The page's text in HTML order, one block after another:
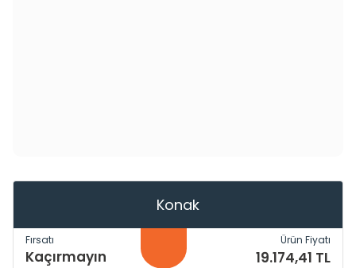
Konak
Fırsatı
Kaçırmayın
Ürün Fiyatı
19.174,41 TL